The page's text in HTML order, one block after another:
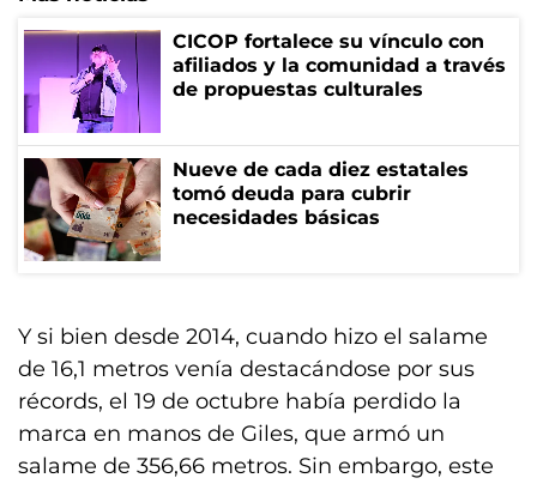
CICOP fortalece su vínculo con
afiliados y la comunidad a través
de propuestas culturales
Nueve de cada diez estatales
tomó deuda para cubrir
necesidades básicas
Y si bien desde 2014, cuando hizo el salame
de 16,1 metros venía destacándose por sus
récords, el 19 de octubre había perdido la
marca en manos de Giles, que armó un
salame de 356,66 metros. Sin embargo, este